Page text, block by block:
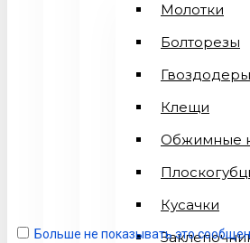
Молотки
Болторезы
Гвоздодеры
Клещи
Обжимные
Кусачки
Больше не показывать это